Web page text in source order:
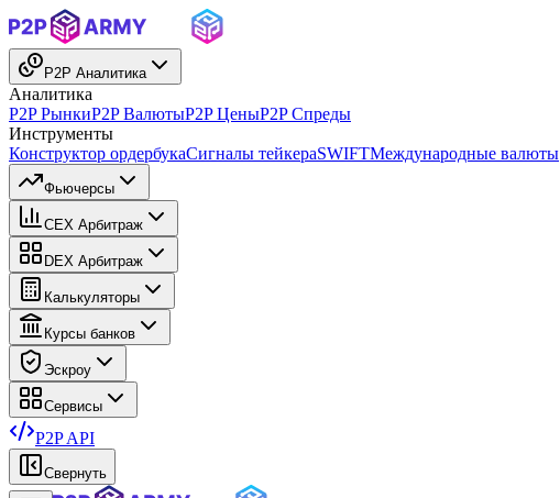
P2P Аналитика
Аналитика
P2P РынкиP2P ВалютыP2P ЦеныP2P Спреды
Инструменты
Конструктор ордербукаСигналы тейкераSWIFTМеждународные валюты
Фьючерсы
CEX Арбитраж
DEX Арбитраж
Калькуляторы
Курсы банков
Эскроу
Сервисы
P2P API
Свернуть